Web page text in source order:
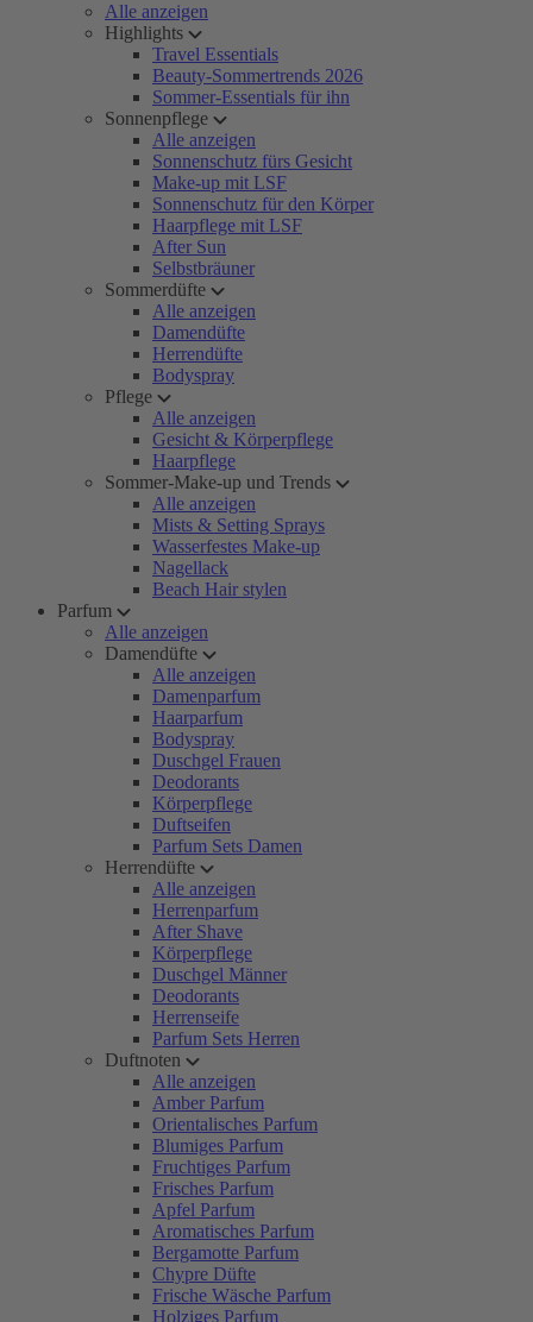
Alle anzeigen
Highlights
Travel Essentials
Beauty-Sommertrends 2026
Sommer-Essentials für ihn
Sonnenpflege
Alle anzeigen
Sonnenschutz fürs Gesicht
Make-up mit LSF
Sonnenschutz für den Körper
Haarpflege mit LSF
After Sun
Selbstbräuner
Sommerdüfte
Alle anzeigen
Damendüfte
Herrendüfte
Bodyspray
Pflege
Alle anzeigen
Gesicht & Körperpflege
Haarpflege
Sommer-Make-up und Trends
Alle anzeigen
Mists & Setting Sprays
Wasserfestes Make-up
Nagellack
Beach Hair stylen
Parfum
Alle anzeigen
Damendüfte
Alle anzeigen
Damenparfum
Haarparfum
Bodyspray
Duschgel Frauen
Deodorants
Körperpflege
Duftseifen
Parfum Sets Damen
Herrendüfte
Alle anzeigen
Herrenparfum
After Shave
Körperpflege
Duschgel Männer
Deodorants
Herrenseife
Parfum Sets Herren
Duftnoten
Alle anzeigen
Amber Parfum
Orientalisches Parfum
Blumiges Parfum
Fruchtiges Parfum
Frisches Parfum
Apfel Parfum
Aromatisches Parfum
Bergamotte Parfum
Chypre Düfte
Frische Wäsche Parfum
Holziges Parfum